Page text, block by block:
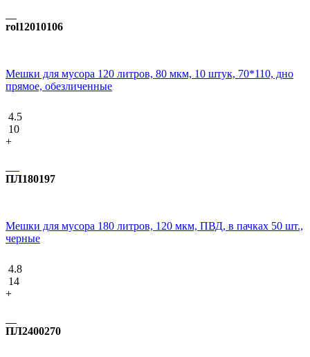
rol12010106
Мешки для мусора 120 литров, 80 мкм, 10 штук, 70*110, дно
прямое, обезличенные
4.5
10
+
ПЛ180197
Мешки для мусора 180 литров, 120 мкм, ПВД, в пачках 50 шт.,
черные
4.8
14
+
ПЛ2400270